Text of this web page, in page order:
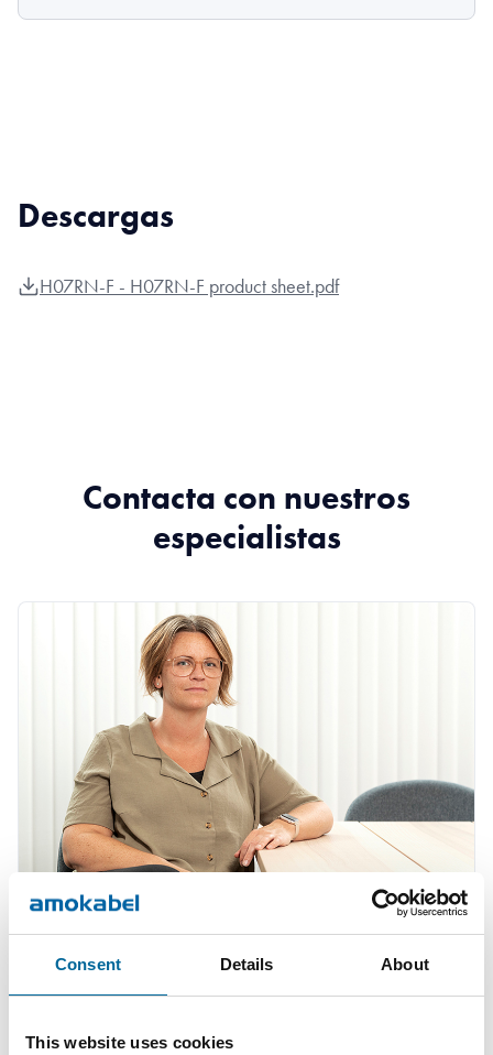
Consent Details About
This website uses cookies
Descargas
H07RN-F - H07RN-F product sheet.pdf
Contacta con nuestros
especialistas
Therese Gill